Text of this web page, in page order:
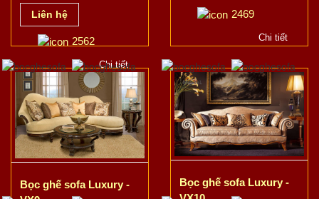
Liên hệ
2562
Chi tiết
2469
Chi tiết
Bọc ghế sofa Luxury -
Bọc ghế sofa Luxury -